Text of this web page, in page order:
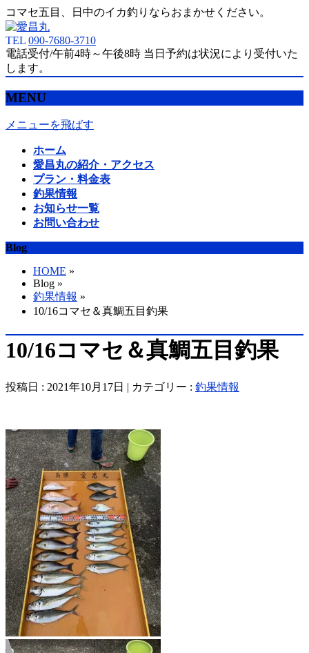
コマセ五目、日中のイカ釣りならおまかせください。
TEL 090-7680-3710
電話受付/午前4時～午後8時 当日予約は状況により受付いた
します。
MENU
メニューを飛ばす
ホーム
愛昌丸の紹介・アクセス
プラン・料金表
釣果情報
お知らせ一覧
お問い合わせ
Blog
HOME »
Blog »
釣果情報 »
10/16コマセ＆真鯛五目釣果
10/16コマセ＆真鯛五目釣果
投稿日 : 2021年10月17日 | カテゴリー : 釣果情報